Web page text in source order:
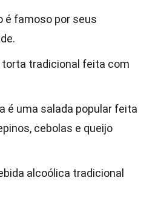
é famoso por seus
tradicional feita com
é uma salada popular feita
cebolas e queijo
alcoólica tradicional